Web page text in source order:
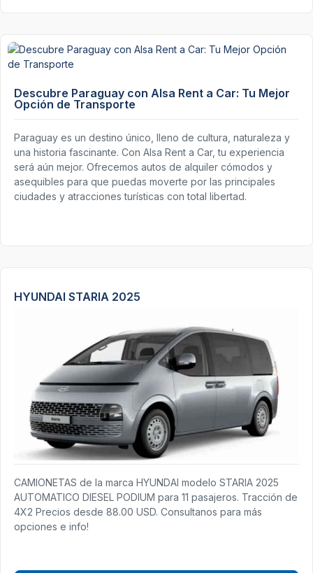
Descubre Paraguay con Alsa Rent a Car: Tu Mejor
Opción de Transporte
Paraguay es un destino único, lleno de cultura, naturaleza y
una historia fascinante. Con Alsa Rent a Car, tu experiencia
será aún mejor. Ofrecemos autos de alquiler cómodos y
asequibles para que puedas moverte por las principales
ciudades y atracciones turísticas con total libertad.
HYUNDAI STARIA 2025
CAMIONETAS de la marca HYUNDAI modelo STARIA 2025
AUTOMATICO DIESEL PODIUM para 11 pasajeros. Tracción de
4X2 Precios desde 88.00 USD. Consultanos para más
opciones e info!